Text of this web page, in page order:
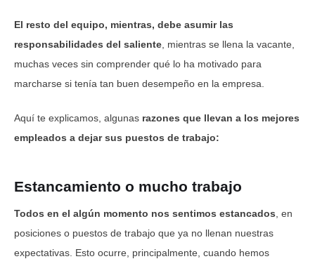
El resto del equipo, mientras, debe asumir las
responsabilidades del saliente , mientras se llena la vacante,
muchas veces sin comprender qué lo ha motivado para
marcharse si tenía tan buen desempeño en la empresa.
Aquí te explicamos, algunas razones que llevan a los mejores
empleados a dejar sus puestos de trabajo:
Estancamiento o mucho trabajo
Todos en el algún momento nos sentimos estancados , en
posiciones o puestos de trabajo que ya no llenan nuestras
expectativas. Esto ocurre, principalmente, cuando hemos